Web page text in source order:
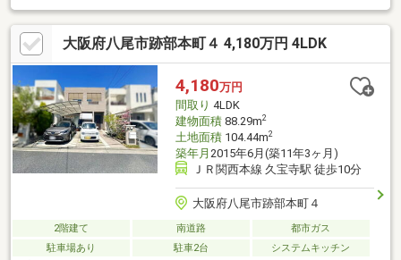
ト、床下収納２ヵ所等収納スペースが充実【センチュリー21G.N
スタイルにおまかせ】■豊富な実績と物件情報量、諸事情で掲載
していない未公開物件や、売出予定物件の情報もあります。■購
入時の下取り保障あり、ローン残の方でも安心してお家をお探し
いただけます。■リフォーム・引越し・ネット環境等トータルで
紹介可能です。■地域密着の経験豊富なスタッフが一からアドバ
イスいたします。※お気軽にお問い合わせください※
大阪府八尾市跡部本町４ 4,180万円 4LDK
4,180万円
間取り 4LDK
建物面積88.29m2
土地面積104.44m2
築年月 2015年6月(築11年3ヶ月)
ＪＲ関西本線 久宝寺駅 徒歩10分
大阪府八尾市跡部本町４
2階建て 南道路
都市ガス
駐車場あり
駐車2台 システムキッチン